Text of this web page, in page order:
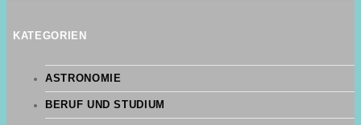
KATEGORIEN
ASTRONOMIE
BERUF UND STUDIUM